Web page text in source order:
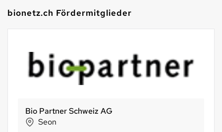
bionetz.ch Fördermitglieder
Morga AG
Ebnat-Kappel